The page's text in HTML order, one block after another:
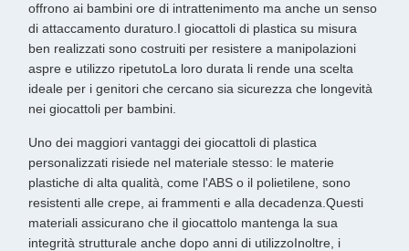
offrono ai bambini ore di intrattenimento ma anche un senso
di attaccamento duraturo.I giocattoli di plastica su misura
ben realizzati sono costruiti per resistere a manipolazioni
aspre e utilizzo ripetutoLa loro durata li rende una scelta
ideale per i genitori che cercano sia sicurezza che longevità
nei giocattoli per bambini.
Uno dei maggiori vantaggi dei giocattoli di plastica
personalizzati risiede nel materiale stesso: le materie
plastiche di alta qualità, come l'ABS o il polietilene, sono
resistenti alle crepe, ai frammenti e alla decadenza.Questi
materiali assicurano che il giocattolo mantenga la sua
integrità strutturale anche dopo anni di utilizzoInoltre, i